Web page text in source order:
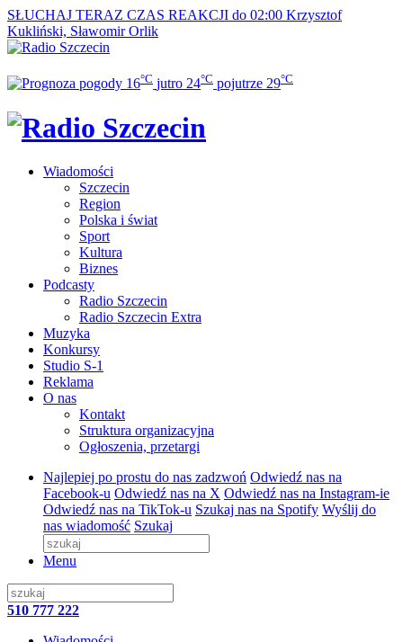
SŁUCHAJ TERAZ CZAS REAKCJI do 02:00 Krzysztof
Kukliński, Sławomir Orlik
16°C jutro 24°C pojutrze 29°C
Wiadomości
Szczecin
Region
Polska i świat
Sport
Kultura
Biznes
Podcasty
Radio Szczecin
Radio Szczecin Extra
Muzyka
Konkursy
Studio S-1
Reklama
O nas
Kontakt
Struktura organizacyjna
Ogłoszenia, przetargi
Najlepiej po prostu do nas zadzwoń Odwiedź nas na
Facebook-u Odwiedź nas na X Odwiedź nas na Instagram-ie
Odwiedź nas na TikTok-u Szukaj nas na Spotify Wyślij do
nas wiadomość Szukaj
Menu
510 777 222